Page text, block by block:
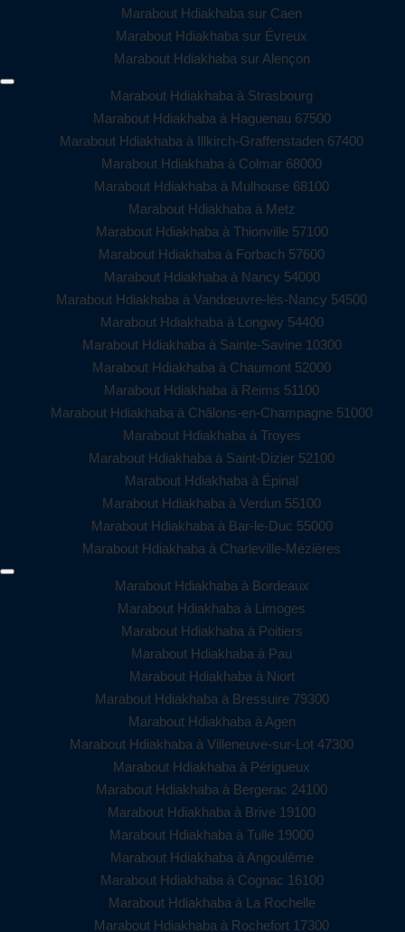
Marabout Hdiakhaba sur Caen
Marabout Hdiakhaba sur Évreux
Marabout Hdiakhaba sur Alençon
Marabout Hdiakhaba à Strasbourg
Marabout Hdiakhaba à Haguenau 67500
Marabout Hdiakhaba à Illkirch-Graffenstaden 67400
Marabout Hdiakhaba à Colmar 68000
Marabout Hdiakhaba à Mulhouse 68100
Marabout Hdiakhaba à Metz
Marabout Hdiakhaba à Thionville 57100
Marabout Hdiakhaba à Forbach 57600
Marabout Hdiakhaba à Nancy 54000
Marabout Hdiakhaba à Vandœuvre-lès-Nancy 54500
Marabout Hdiakhaba à Longwy 54400
Marabout Hdiakhaba à Sainte-Savine 10300
Marabout Hdiakhaba à Chaumont 52000
Marabout Hdiakhaba à Reims 51100
Marabout Hdiakhaba à Châlons-en-Champagne 51000
Marabout Hdiakhaba à Troyes
Marabout Hdiakhaba à Saint-Dizier 52100
Marabout Hdiakhaba à Épinal
Marabout Hdiakhaba à Verdun 55100
Marabout Hdiakhaba à Bar-le-Duc 55000
Marabout Hdiakhaba à Charleville-Mézières
Marabout Hdiakhaba à Bordeaux
Marabout Hdiakhaba à Limoges
Marabout Hdiakhaba à Poitiers
Marabout Hdiakhaba à Pau
Marabout Hdiakhaba à Niort
Marabout Hdiakhaba à Bressuire 79300
Marabout Hdiakhaba à Agen
Marabout Hdiakhaba à Villeneuve-sur-Lot 47300
Marabout Hdiakhaba à Périgueux
Marabout Hdiakhaba à Bergerac 24100
Marabout Hdiakhaba à Brive 19100
Marabout Hdiakhaba à Tulle 19000
Marabout Hdiakhaba à Angoulême
Marabout Hdiakhaba à Cognac 16100
Marabout Hdiakhaba à La Rochelle
Marabout Hdiakhaba à Rochefort 17300